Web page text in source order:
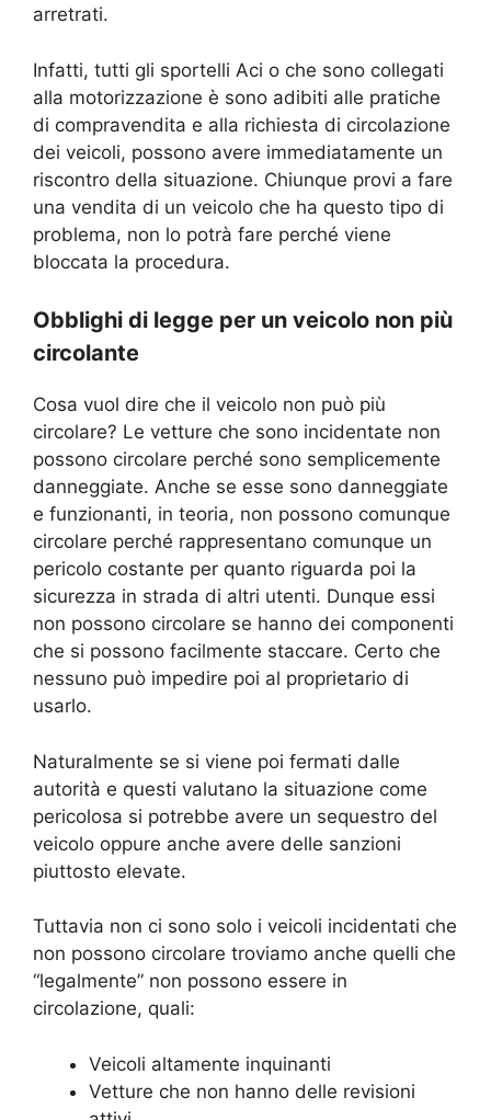
arretrati.
Infatti, tutti gli sportelli Aci o che sono collegati
alla motorizzazione è sono adibiti alle pratiche
di compravendita e alla richiesta di circolazione
dei veicoli, possono avere immediatamente un
riscontro della situazione. Chiunque provi a fare
una vendita di un veicolo che ha questo tipo di
problema, non lo potrà fare perché viene
bloccata la procedura.
Obblighi di legge per un veicolo non più
circolante
Cosa vuol dire che il veicolo non può più
circolare? Le vetture che sono incidentate non
possono circolare perché sono semplicemente
danneggiate. Anche se esse sono danneggiate
e funzionanti, in teoria, non possono comunque
circolare perché rappresentano comunque un
pericolo costante per quanto riguarda poi la
sicurezza in strada di altri utenti. Dunque essi
non possono circolare se hanno dei componenti
che si possono facilmente staccare. Certo che
nessuno può impedire poi al proprietario di
usarlo.
Naturalmente se si viene poi fermati dalle
autorità e questi valutano la situazione come
pericolosa si potrebbe avere un sequestro del
veicolo oppure anche avere delle sanzioni
piuttosto elevate.
Tuttavia non ci sono solo i veicoli incidentati che
non possono circolare troviamo anche quelli che
“legalmente” non possono essere in
circolazione, quali:
Veicoli altamente inquinanti
Vetture che non hanno delle revisioni